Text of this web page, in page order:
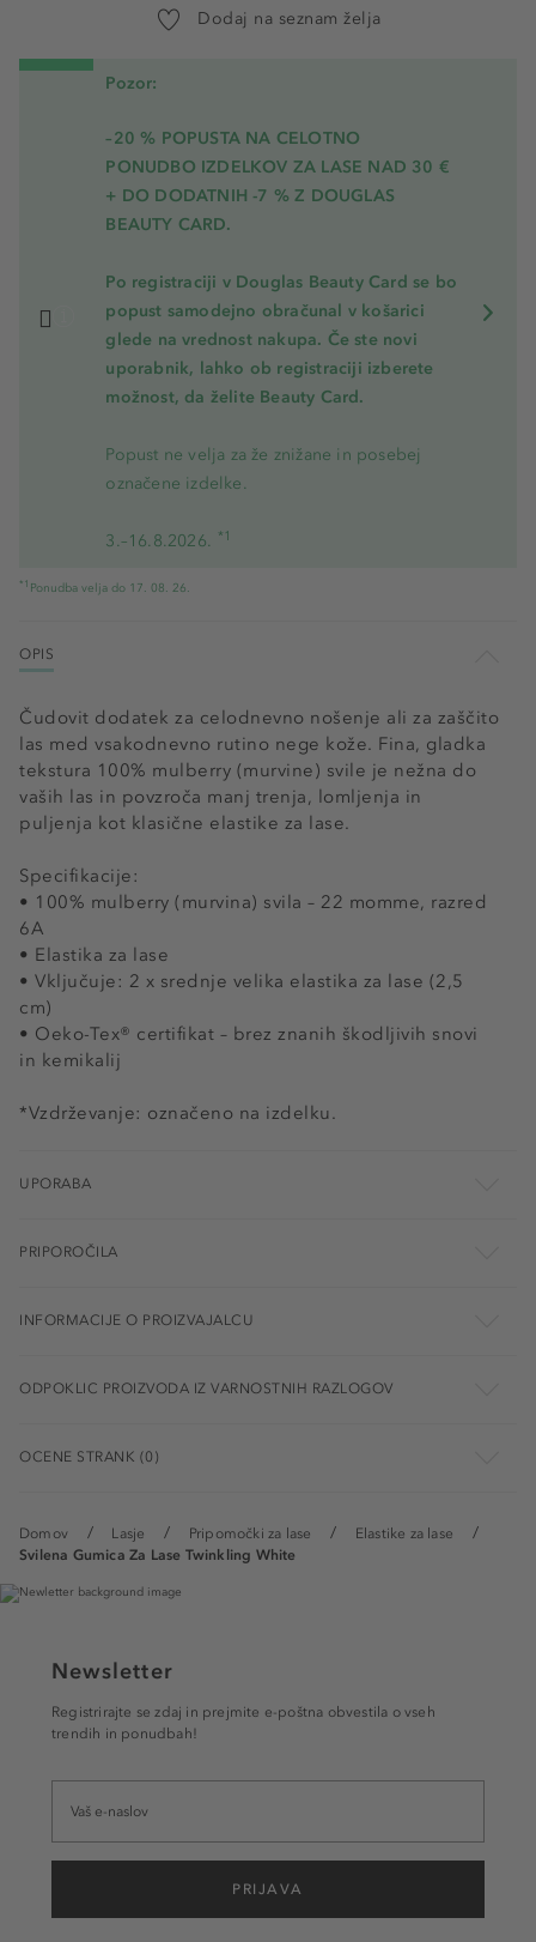
Domov Lasje Pripomočki za lase
Elastike za lase
Svilena Gumica Za Lase Twinkling White
Dodaj na seznam želja
Pozor:
–20 % POPUSTA NA CELOTNO
PONUDBO IZDELKOV ZA LASE NAD 30 €
+ DO DODATNIH -7 % Z DOUGLAS
BEAUTY CARD.
Po registraciji v Douglas Beauty Card se bo
popust samodejno obračunal v košarici
glede na vrednost nakupa. Če ste novi
uporabnik, lahko ob registraciji izberete
možnost, da želite Beauty Card.
Popust ne velja za že znižane in posebej
označene izdelke.
3.–16.8.2026. *1
*1 Ponudba velja do 17. 08. 26.
OPIS
Čudovit dodatek za celodnevno nošenje ali za zaščito
las med vsakodnevno rutino nege kože. Fina, gladka
tekstura 100% mulberry (murvine) svile je nežna do
vaših las in povzroča manj trenja, lomljenja in
puljenja kot klasične elastike za lase.
Specifikacije:
• 100% mulberry (murvina) svila – 22 momme, razred
6A
• Elastika za lase
• Vključuje: 2 x srednje velika elastika za lase (2,5
cm)
• Oeko-Tex® certifikat – brez znanih škodljivih snovi
in kemikalij
*Vzdrževanje: označeno na izdelku.
UPORABA
PRIPOROČILA
INFORMACIJE O PROIZVAJALCU
ODPOKLIC PROIZVODA IZ VARNOSTNIH RAZLOGOV
OCENE STRANK (0)
Newsletter
Registrirajte se zdaj in prejmite e-poštna obvestila o vseh
trendih in ponudbah!
PRIJAVA